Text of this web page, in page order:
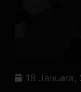
18 Januara,